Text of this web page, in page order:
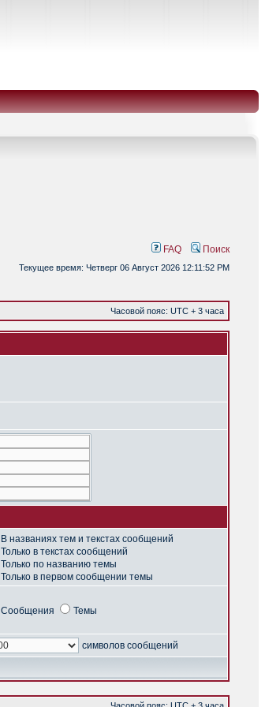
FAQ Поиск
Текущее время: Четверг 06 Август 2026 12:11:52 PM
Часовой пояс: UTC + 3 часа
В названиях тем и текстах сообщений
Только в текстах сообщений
Только по названию темы
Только в первом сообщении темы
Сообщения Темы
символов сообщений